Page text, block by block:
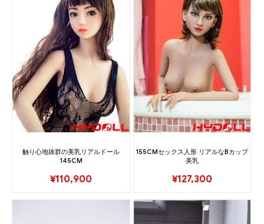
触り心地抜群の美乳リアルドール
145CM
¥110,900
155CMセックス人形 リアルなBカップ
美乳
¥127,300